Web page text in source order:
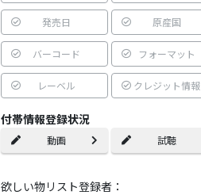
発売日 原産国
バーコード フォーマット
レーベル クレジット情報
付帯情報登録状況
動画 試聴
欲しい物リスト登録者：